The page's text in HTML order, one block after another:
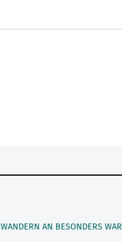
WANDERN AN BESONDERS